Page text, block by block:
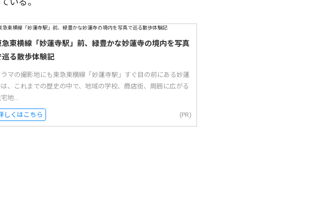
急東横線「妙蓮寺駅」前、緑豊かな妙蓮寺の境内を写真
巡る散歩体験記
ラマの撮影地にも東急東横線「妙蓮寺駅」すぐ目の前にある妙蓮
、これまでの歴史の中で、地域の学校、商店街、周囲に広がる
地...
しくはこちら (PR)